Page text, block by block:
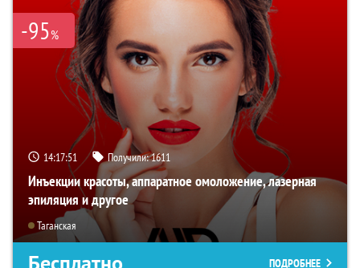
-95%
14:17:50 Получили:1611
Инъекции красоты, аппаратное омоложение, лазерная
эпиляция и другое
Таганская
ПОДРОБНЕЕ